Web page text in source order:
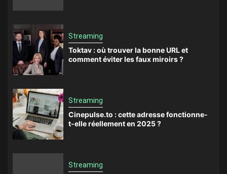
Streaming
Toktav : où trouver la bonne URL et
comment éviter les faux miroirs ?
Streaming
Cinepulse.to : cette adresse fonctionne-
t-elle réellement en 2025 ?
Streaming